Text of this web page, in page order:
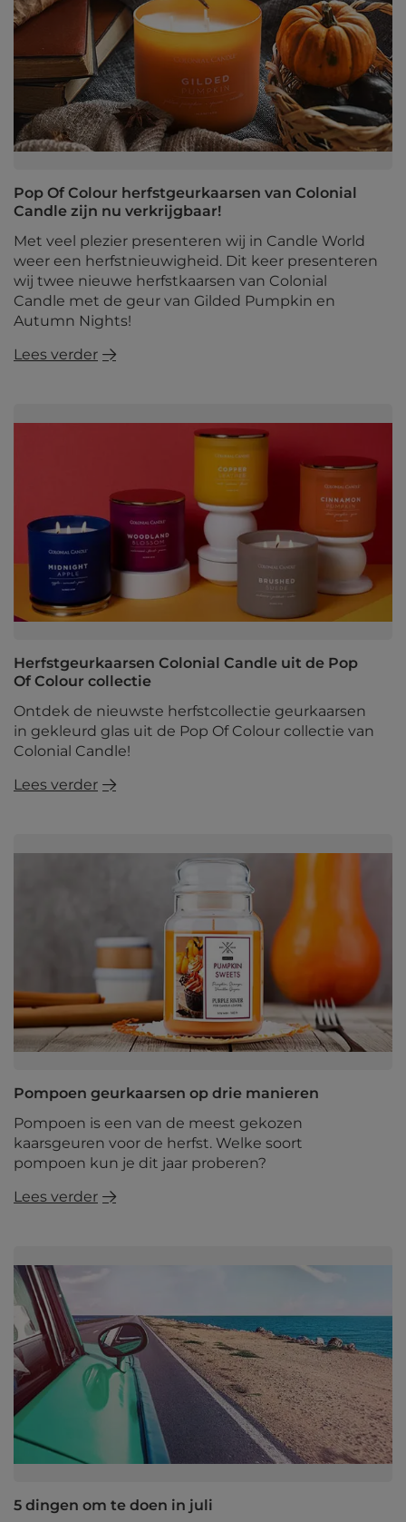
Pop Of Colour herfstgeurkaarsen van Colonial
Candle zijn nu verkrijgbaar!
Met veel plezier presenteren wij in Candle World
weer een herfstnieuwigheid. Dit keer presenteren
wij twee nieuwe herfstkaarsen van Colonial
Candle met de geur van Gilded Pumpkin en
Autumn Nights!
Lees verder
Herfstgeurkaarsen Colonial Candle uit de Pop
Of Colour collectie
Ontdek de nieuwste herfstcollectie geurkaarsen
in gekleurd glas uit de Pop Of Colour collectie van
Colonial Candle!
Lees verder
Pompoen geurkaarsen op drie manieren
Pompoen is een van de meest gekozen
kaarsgeuren voor de herfst. Welke soort
pompoen kun je dit jaar proberen?
Lees verder
5 dingen om te doen in juli